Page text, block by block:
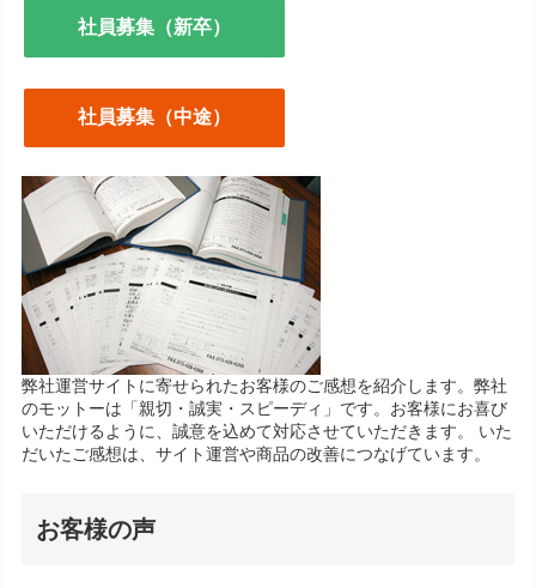
社員募集（新卒）
社員募集（中途）
弊社運営サイトに寄せられたお客様のご感想を紹介します。弊社
のモットーは「親切・誠実・スピーディ」です。お客様にお喜び
いただけるように、誠意を込めて対応させていただきます。 いた
だいたご感想は、サイト運営や商品の改善につなげています。
お客様の声